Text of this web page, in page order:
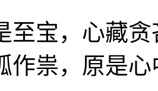
至宝，心藏
作祟，原是